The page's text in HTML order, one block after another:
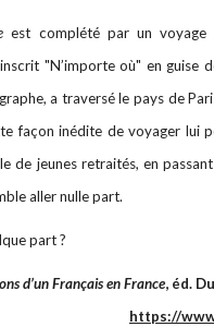
est complété par un
"N’importe où" en guise
a traversé le pays de
façon inédite de voyager lui
de jeunes retraités, en
aller nulle part.
part ?
d’un Français en France, éd.
https://